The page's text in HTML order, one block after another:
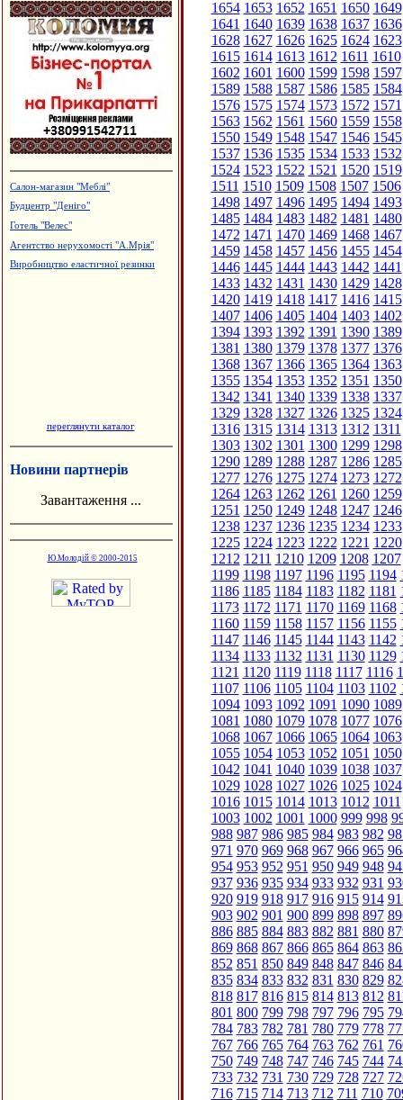
Салон-магазин "Меблі"
Будцентр "Деніго"
Готель "Велес"
Агентство нерухомості "А.Мрія"
Виробництво еластичної резинки
переглянути каталог
Новини партнерів
Завантаження ...
Ю.Молодій © 2000-2015
1654 1653 1652 1651 1650 1649
1641 1640 1639 1638 1637 1636
1628 1627 1626 1625 1624 1623
1615 1614 1613 1612 1611 1610
1602 1601 1600 1599 1598 1597
1589 1588 1587 1586 1585 1584
1576 1575 1574 1573 1572 1571
1563 1562 1561 1560 1559 1558
1550 1549 1548 1547 1546 1545
1537 1536 1535 1534 1533 1532
1524 1523 1522 1521 1520 1519
1511 1510 1509 1508 1507 1506
1498 1497 1496 1495 1494 1493
1485 1484 1483 1482 1481 1480
1472 1471 1470 1469 1468 1467
1459 1458 1457 1456 1455 1454
1446 1445 1444 1443 1442 1441
1433 1432 1431 1430 1429 1428
1420 1419 1418 1417 1416 1415
1407 1406 1405 1404 1403 1402
1394 1393 1392 1391 1390 1389
1381 1380 1379 1378 1377 1376
1368 1367 1366 1365 1364 1363
1355 1354 1353 1352 1351 1350
1342 1341 1340 1339 1338 1337
1329 1328 1327 1326 1325 1324
1316 1315 1314 1313 1312 1311
1303 1302 1301 1300 1299 1298
1290 1289 1288 1287 1286 1285
1277 1276 1275 1274 1273 1272
1264 1263 1262 1261 1260 1259
1251 1250 1249 1248 1247 1246
1238 1237 1236 1235 1234 1233
1225 1224 1223 1222 1221 1220
1212 1211 1210 1209 1208 1207
1199 1198 1197 1196 1195 1194
1186 1185 1184 1183 1182 1181
1173 1172 1171 1170 1169 1168
1160 1159 1158 1157 1156 1155
1147 1146 1145 1144 1143 1142
1134 1133 1132 1131 1130 1129
1121 1120 1119 1118 1117 1116
1107 1106 1105 1104 1103 1102
1094 1093 1092 1091 1090 1089
1081 1080 1079 1078 1077 1076
1068 1067 1066 1065 1064 1063
1055 1054 1053 1052 1051 1050
1042 1041 1040 1039 1038 1037
1029 1028 1027 1026 1025 1024
1016 1015 1014 1013 1012 1011
1003 1002 1001 1000 999 998
988 987 986 985 984 983 982
971 970 969 968 967 966 965
954 953 952 951 950 949 948
937 936 935 934 933 932 931
920 919 918 917 916 915 914
903 902 901 900 899 898 897
886 885 884 883 882 881 880
869 868 867 866 865 864 863
852 851 850 849 848 847 846
835 834 833 832 831 830 829
818 817 816 815 814 813 812
801 800 799 798 797 796 795
784 783 782 781 780 779 778
767 766 765 764 763 762 761
750 749 748 747 746 745 744
733 732 731 730 729 728 727
716 715 714 713 712 711 710